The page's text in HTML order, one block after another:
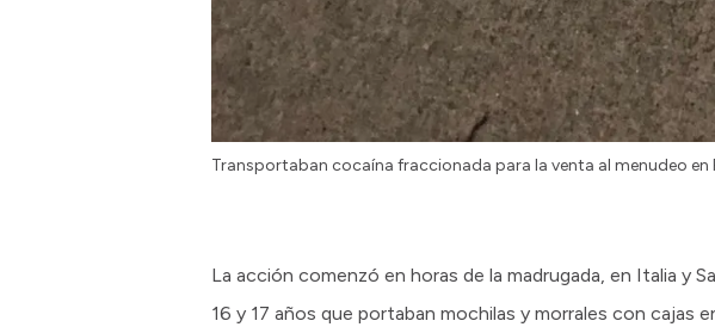
Transportaban cocaína fraccionada para la venta al menudeo en
La acción comenzó en horas de la madrugada, en Italia y
16 y 17 años que portaban mochilas y morrales con cajas